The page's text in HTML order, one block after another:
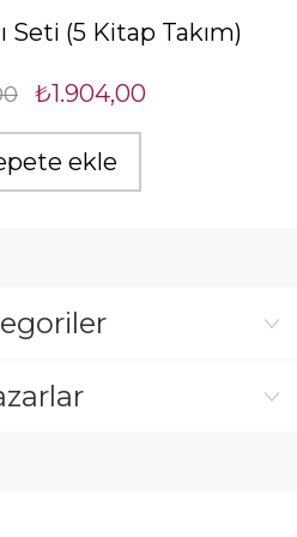
Seti (5 Kitap Takım)
₺1.904,00
ekle